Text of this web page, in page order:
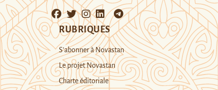
RUBRIQUES
S’abonner à Novastan
Le projet Novastan
Charte éditoriale